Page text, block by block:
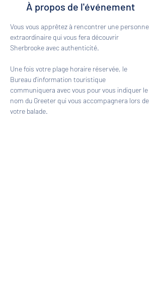
À propos de l'événement
Vous vous apprêtez à rencontrer une personne
extraordinaire qui vous fera découvrir
Sherbrooke avec authenticité.
Une fois votre plage horaire réservée, le
Bureau d'information touristique
communiquera avec vous pour vous indiquer le
nom du Greeter qui vous accompagnera lors de
votre balade.